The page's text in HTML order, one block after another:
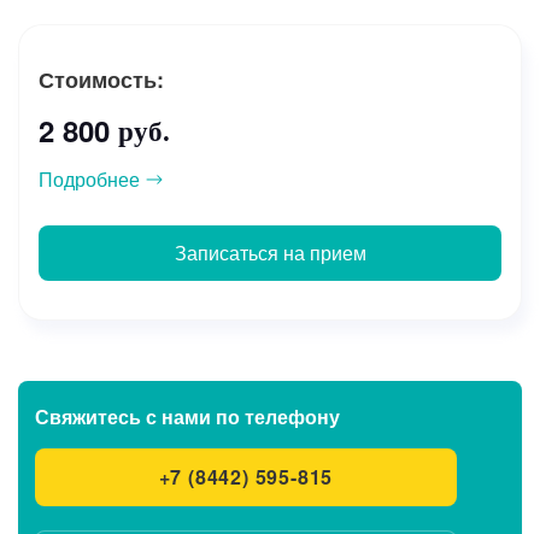
Стоимость:
2 800 руб.
Подробнее
Записаться на прием
Свяжитесь с нами по телефону
+7 (8442) 595-815